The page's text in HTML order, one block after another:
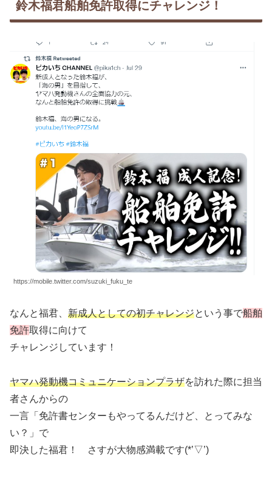
鈴木福君船舶免許取得にチャレンジ！
https://mobile.twitter.com/suzuki_fuku_te
なんと福君、 新成人としての初チャレンジという事で船舶
免許取得に向けて
チャレンジしています！
ヤマハ発動機コミュニケーションプラザを訪れた際に担当
者さんからの
一言「免許書センターもやってるんだけど、とってみな
い？」で
即決した福君！ さすが大物感満載です(*’▽’)